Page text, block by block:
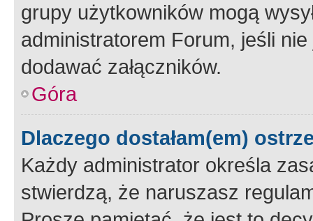
grupy użytkowników mogą
administratorem Forum, jeśli
dodawać załączników.
Góra
Dlaczego dostałam(em)
Każdy administrator określa
stwierdzą, że naruszasz